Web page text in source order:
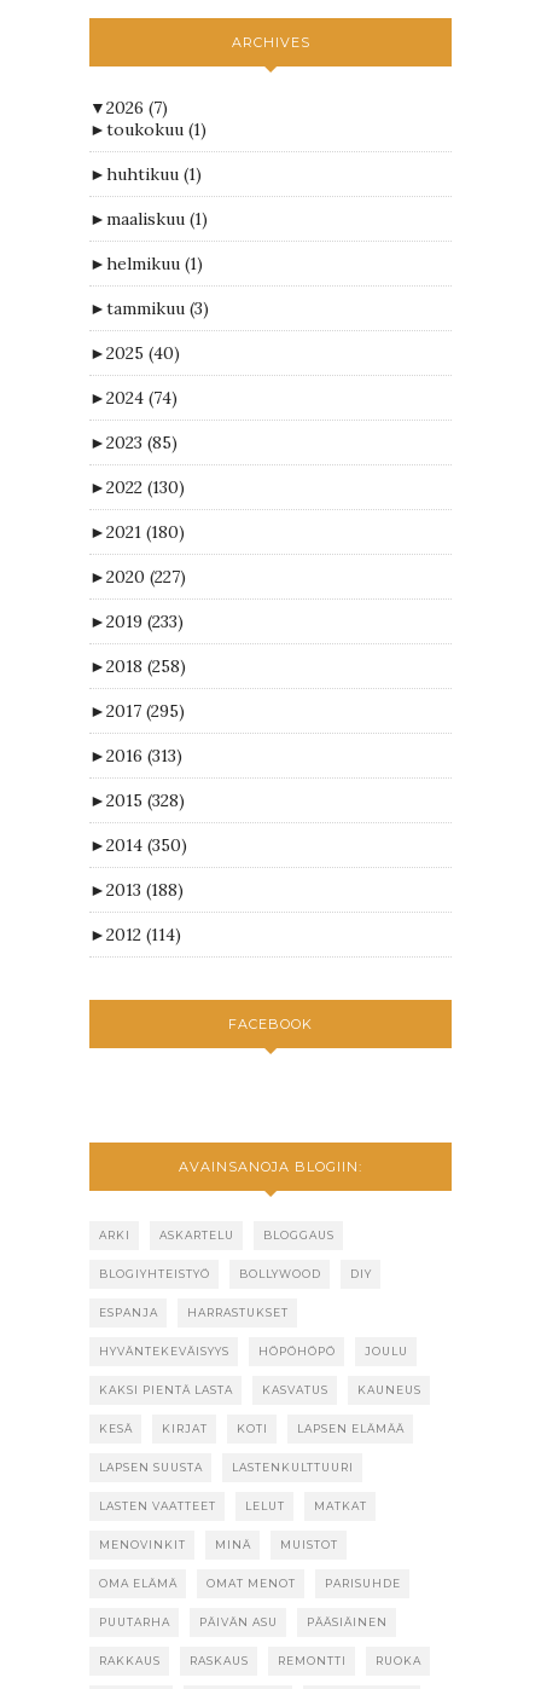
ARCHIVES
▼2026 (7)
►toukokuu (1)
►huhtikuu (1)
►maaliskuu (1)
►helmikuu (1)
►tammikuu (3)
►2025 (40)
►2024 (74)
►2023 (85)
►2022 (130)
►2021 (180)
►2020 (227)
►2019 (233)
►2018 (258)
►2017 (295)
►2016 (313)
►2015 (328)
►2014 (350)
►2013 (188)
►2012 (114)
FACEBOOK
AVAINSANOJA BLOGIIN:
ARKI ASKARTELU BLOGGAUS
BLOGIYHTEISTYÖ BOLLYWOOD DIY
ESPANJA HARRASTUKSET
HYVÄNTEKEVÄISYYS HÖPÖHÖPÖ JOULU
KAKSI PIENTÄ LASTA KASVATUS KAUNEUS
KESÄ KIRJAT KOTI LAPSEN ELÄMÄÄ
LAPSEN SUUSTA LASTENKULTTUURI
LASTEN VAATTEET LELUT MATKAT
MENOVINKIT MINÄ MUISTOT
OMA ELÄMÄ OMAT MENOT PARISUHDE
PUUTARHA PÄIVÄN ASU PÄÄSIÄINEN
RAKKAUS RASKAUS REMONTTI RUOKA